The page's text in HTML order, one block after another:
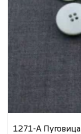
1271-А Пуговица